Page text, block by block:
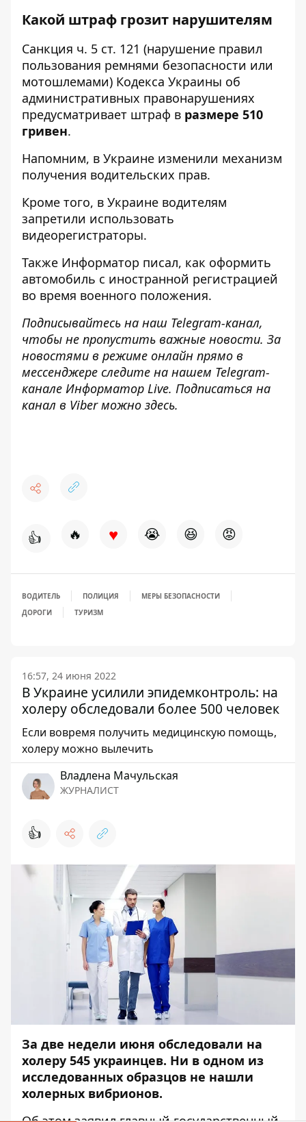
Какой штраф грозит нарушителям
Санкция ч. 5 ст. 121 (нарушение правил
пользования ремнями безопасности или
мотошлемами) Кодекса Украины об
административных правонарушениях
предусматривает штраф в размере 510
гривен.
Напомним, в Украине изменили механизм
получения водительских прав.
Кроме того, в Украине водителям
запретили использовать
видеорегистраторы.
Также Информатор писал, как оформить
автомобиль с иностранной регистрацией
во время военного положения.
Подписывайтесь на наш Telegram-канал,
чтобы не пропустить важные новости. За
новостями в режиме онлайн прямо в
мессенджере следите на нашем Telegram-
канале Информатор Live. Подписаться на
канал в Viber можно здесь.
👍 🔥 ♥ 😭 😆 😡
ВОДИТЕЛЬ ПОЛИЦИЯ
МЕРЫ БЕЗОПАСНОСТИ
ДОРОГИ
ТУРИЗМ
16:57, 24 июня 2022
В Украине усилили эпидемконтроль: на
холеру обследовали более 500 человек
Если вовремя получить медицинскую помощь,
холеру можно вылечить
Владлена Мачульская
ЖУРНАЛИСТ
👍
За две недели июня обследовали на
холеру 545 украинцев. Ни в одном из
исследованных образцов не нашли
холерных вибрионов.